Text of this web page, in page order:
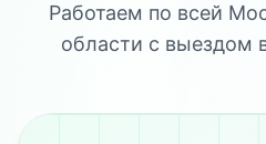
Работаем по всей
области с выездом